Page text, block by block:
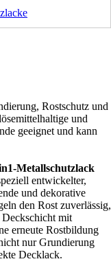
Rostschutz und
und
geeignet und kann
Metallschutzlack
entwickelter,
und dekorative
den Rost zuverlässig,
mit
erneute Rostbildung
nur Grundierung
Decklack.